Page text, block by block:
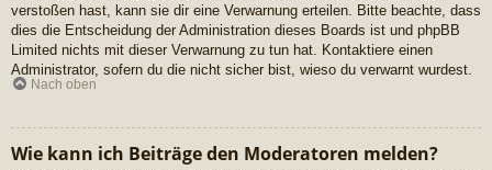
verstoßen hast, kann sie dir eine Verwarnung erteilen. Bitte beachte, dass
dies die Entscheidung der Administration dieses Boards ist und phpBB
Limited nichts mit dieser Verwarnung zu tun hat. Kontaktiere einen
Administrator, sofern du die nicht sicher bist, wieso du verwarnt wurdest.
Nach oben
Wie kann ich Beiträge den Moderatoren melden?